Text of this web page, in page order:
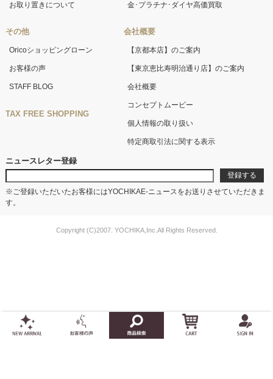
お取り置きについて
その他
Oricoショッピングローン
お客様の声
STAFF BLOG
TAX FREE SHOPPING
金･プラチナ･ダイヤ高価買取
会社概要
【京都本店】のご案内
【東京恵比寿明治通り店】のご案内
会社概要
コンセプトムービー
個人情報の取り扱い
特定商取引法に関する表示
ニュースレター登録
※ご登録いただいたお客様にはYOCHIKAE-ニュースをお送りさせていただきま
す。
Copyright (C)2007. YOCHIKA,Inc.All Rights Reserved.